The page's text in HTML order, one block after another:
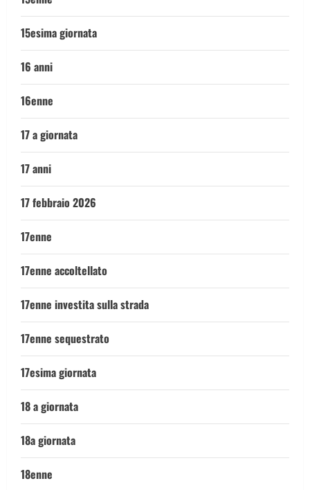
15esima giornata
16 anni
16enne
17 a giornata
17 anni
17 febbraio 2026
17enne
17enne accoltellato
17enne investita sulla strada
17enne sequestrato
17esima giornata
18 a giornata
18a giornata
18enne